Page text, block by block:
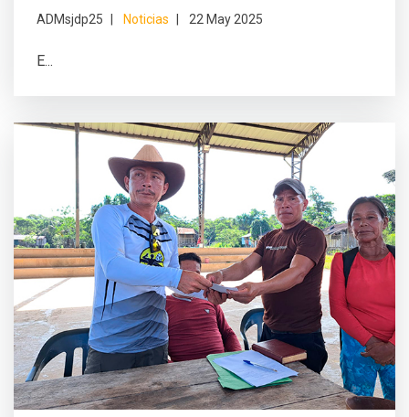
ADMsjdp25 Noticias 22 May 2025
E...